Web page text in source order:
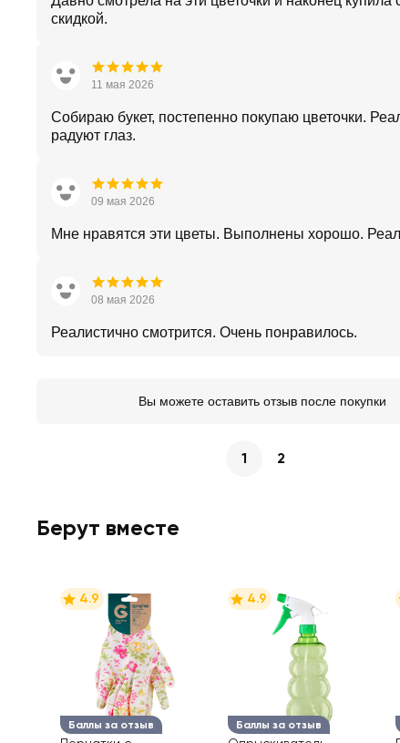
скидкой.
11 мая 2026
Собираю букет, постепенно покупаю цветочки.
радуют глаз.
09 мая 2026
Мне нравятся эти цветы. Выполнены хорошо.
08 мая 2026
Реалистично смотрится. Очень понравилось.
Вы можете оставить отзыв после покупки
1 2
Берут вместе
Баллы за отзыв
4.9
Баллы за отзыв
4.9